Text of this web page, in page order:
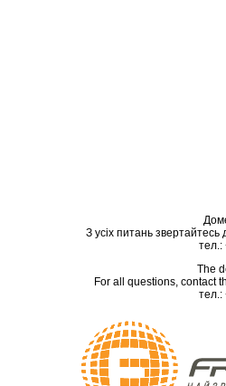
З усіх питань звертайтесь
тел.:
The
For all questions, contact
тел.: